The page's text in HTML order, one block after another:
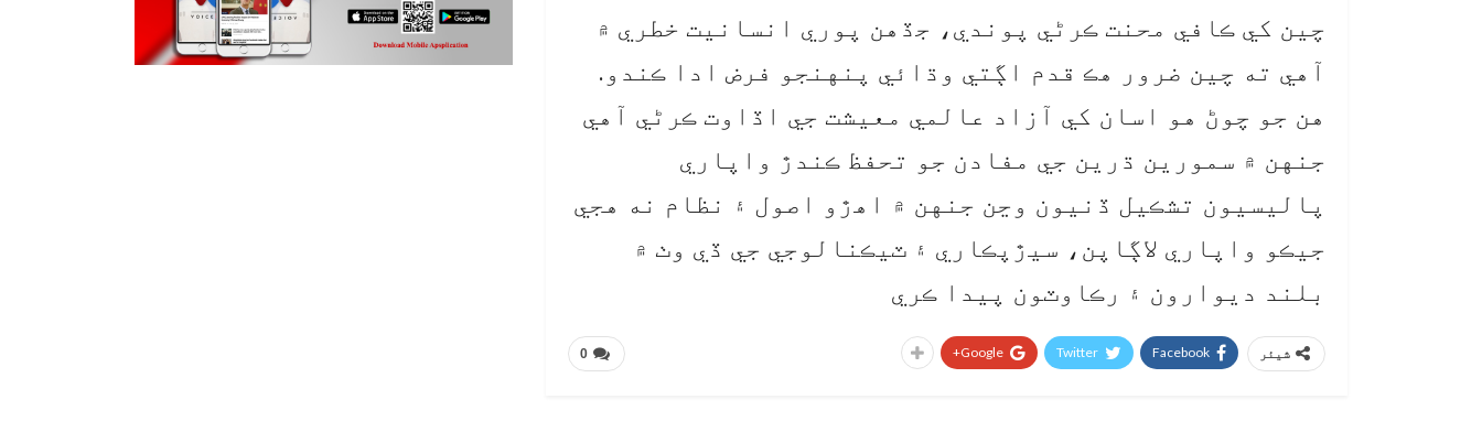
چين کي ڪافي محنت ڪرڻي پوندي، جڏهن پوري انسانيت خطري ۾
آهي ته چين ضرور هڪ قدم اڳتي وڌائي پنهنجو فرض ادا ڪندو.
هن جو چوڻ هو اسان کي آزاد عالمي معيشت جي اڏاوت ڪرڻي آهي
جنهن ۾ سمورين ڌرين جي مفادن جو تحفظ ڪندڙ واپاري
پاليسيون تشڪيل ڏنيون وڃن جنهن ۾ اهڙو اصول ۽ نظام نه هجي
جيڪو واپاري لاڳاپن، سيڙپڪاري ۽ ٽيڪنالوجي جي ڏي وٺ ۾
بلند ديوارون ۽ رڪاوٽون پيدا ڪري
0 شیئر Facebook
Twitter
Google+